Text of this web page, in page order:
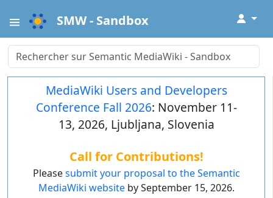
SMW - Sandbox ↓
MediaWiki Users and Developers
Conference Fall 2026: November 11-
13, 2026, Ljubljana, Slovenia
Call for Contributions!
Pleasesubmit your proposal to the Semantic
MediaWiki websiteby September 15, 2026.